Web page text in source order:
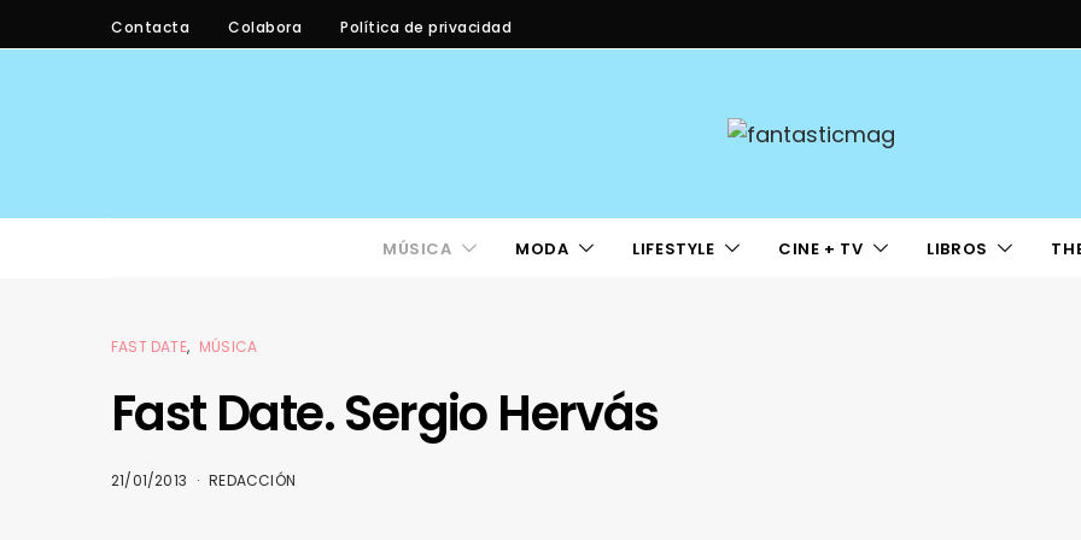
Contacta Colabora Política de privacidad
MÚSICA MODA LIFESTYLE CINE + TV LIBROS
FAST DATE MÚSICA
Fast Date. Sergio Hervás
21/01/2013 REDACCIÓN